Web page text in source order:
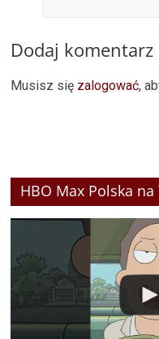
Dodaj komentarz
Musisz się zalogować,
HBO Max Polska